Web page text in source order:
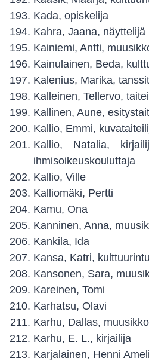
Kada, opiskelija
Kahra, Jaana, näyttelijä
Kainiemi, Antti,
Kainulainen, Beda,
Kalenius, Marika,
Kalleinen, Tellervo,
Kallinen, Aune,
Kallio, Emmi,
Kallio, Natalia,
ihmisoikeuskouluttaja
Kallio, Ville
Kalliomäki, Pertti
Kamu, Ona
Kanninen, Anna,
Kankila, Ida
Kansa, Katri,
Kansonen, Sara,
Kareinen, Tomi
Karhatsu, Olavi
Karhu, Dallas, muusikko
Karhu, E. L., kirjailija
Karjalainen, Henni